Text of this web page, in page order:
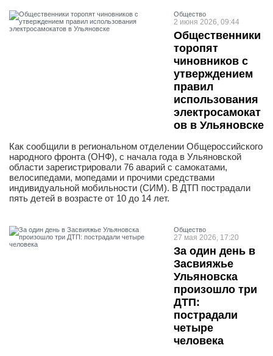
Общество
2 июня 2026, 09:44
Общественники
торопят
чиновников с
утверждением
правил
использования
электросамокат
ов в Ульяновске
Как сообщили в региональном отделении Общероссийского
народного фронта (ОНФ), с начала года в Ульяновской
области зарегистрировали 76 аварий с самокатами,
велосипедами, мопедами и прочими средствами
индивидуальной мобильности (СИМ). В ДТП пострадали
пять детей в возрасте от 10 до 14 лет.
Общество
27 мая 2026, 17:20
За один день в
Засвияжье
Ульяновска
произошло три
ДТП:
пострадали
четыре
человека